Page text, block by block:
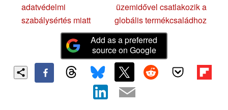
adatvédelmi
szabálysértés miatt
üzemidővel csatlakozik a
globális termékcsaládhoz
Add as a preferred
source on Google